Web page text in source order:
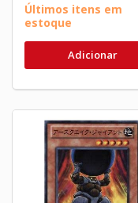
Últimos itens em
estoque
Adicionar